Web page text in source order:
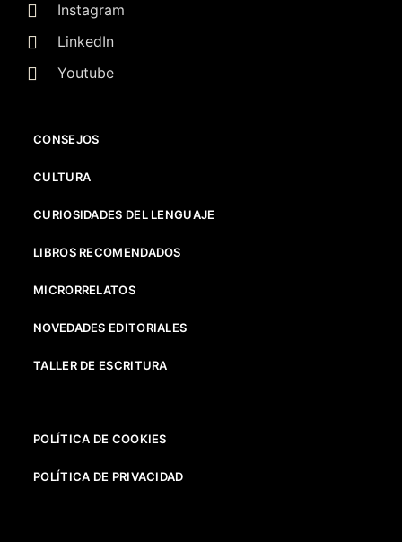
Instagram
LinkedIn
Youtube
CONSEJOS
CULTURA
CURIOSIDADES DEL LENGUAJE
LIBROS RECOMENDADOS
MICRORRELATOS
NOVEDADES EDITORIALES
TALLER DE ESCRITURA
POLÍTICA DE COOKIES
POLÍTICA DE PRIVACIDAD